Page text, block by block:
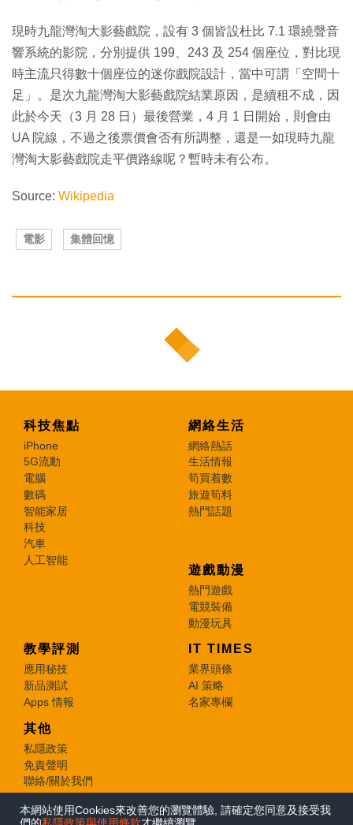
現時九龍灣淘大影藝戲院，設有 3 個皆設杜比 7.1 環繞聲音
響系統的影院，分別提供 199、243 及 254 個座位，對比現
時主流只得數十個座位的迷你戲院設計，當中可謂「空間十
足」。是次九龍灣淘大影藝戲院結業原因，是續租不成，因
此於今天（3 月 28 日）最後營業，4 月 1 日開始，則會由
UA 院線，不過之後票價會否有所調整，還是一如現時九龍
灣淘大影藝戲院走平價路線呢？暫時未有公布。
Source: Wikipedia
電影 集體回憶
科技焦點
iPhone
5G流動
電腦
數碼
智能家居
科技
汽車
人工智能
網絡生活
網絡熱話
生活情報
筍買着數
旅遊筍料
熱門話題
遊戲動漫
熱門遊戲
電競裝備
動漫玩具
教學評測
應用秘技
新品測試
Apps 情報
IT TIMES
業界頭條
AI 策略
名家專欄
其他
私隱政策
免責聲明
聯絡/關於我們
© 2026 e-zone. All Rights Reserved.
本網站使用Cookies來改善您的瀏覽體驗, 請確定您同意及接受我